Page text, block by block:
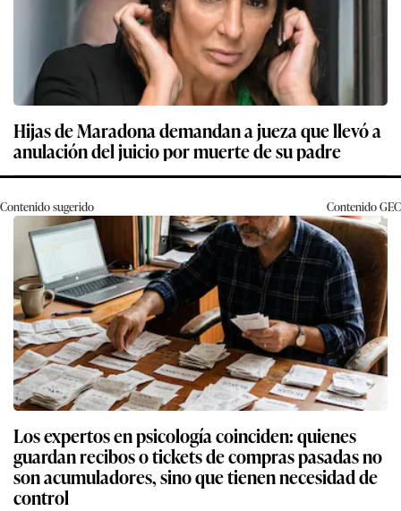
Hijas de Maradona demandan a jueza que llevó a
anulación del juicio por muerte de su padre
Contenido sugerido ContenidoGEC
Los expertos en psicología coinciden: quienes
guardan recibos o tickets de compras pasadas no
son acumuladores, sino que tienen necesidad de
control